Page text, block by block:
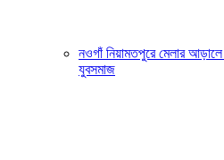
নওগাঁ নিয়ামতপুরে মেলার
যুবসমাজ